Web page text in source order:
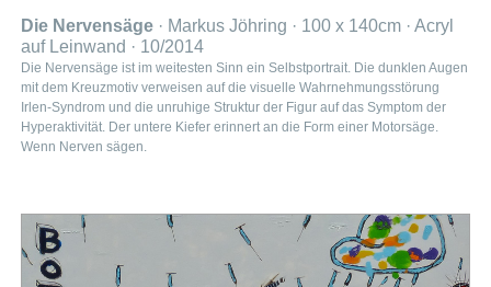
Die Nervensäge · Markus Jöhring · 100 x 140cm · Acryl
auf Leinwand · 10/2014
Die Nervensäge ist im weitesten Sinn ein Selbstportrait. Die dunklen Augen
mit dem Kreuzmotiv verweisen auf die visuelle Wahrnehmungsstörung
Irlen-Syndrom und die unruhige Struktur der Figur auf das Symptom der
Hyperaktivität. Der untere Kiefer erinnert an die Form einer Motorsäge.
Wenn Nerven sägen.